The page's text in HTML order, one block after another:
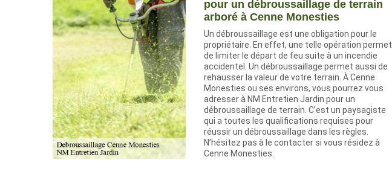
pour un débroussaillage de terrain
arboré à Cenne Monesties
Un débroussaillage est une obligation pour le
propriétaire. En effet, une telle opération permet
de limiter le départ de feu suite à un incendie
accidentel. Un débroussaillage permet aussi de
rehausser la valeur de votre terrain. À Cenne
Monesties ou ses environs, vous pourrez vous
adresser à NM Entretien Jardin pour un
débroussaillage de terrain. C’est un paysagiste
qui a toutes les qualifications requises pour
réussir un débroussaillage dans les règles.
N’hésitez pas à le contacter si vous résidez à
Cenne Monesties.